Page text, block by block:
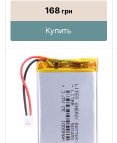
168грн
Купить